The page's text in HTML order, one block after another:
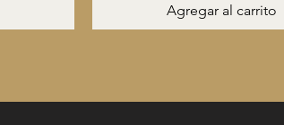
Agregar al carrito